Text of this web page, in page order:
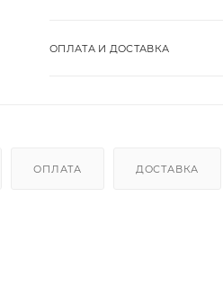
ОПЛАТА И ДОСТАВКА
ОПЛАТА ДОСТАВКА